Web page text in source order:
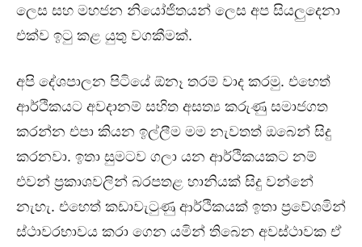
ලෙස සහ මහජන නියෝජිතයන් ලෙස අප සියලුදෙනා
එක්ව ඉටු කළ යුතු වගකීමක්.
අපි දේශපාලන පිටියේ ඕනෑ තරම් වාද කරමු. එහෙත්
ආර්ථිකයට අවදානම් සහිත අසත්‍ය කරුණු සමාජගත
කරන්න එපා කියන ඉල්ලීම මම නැවතත් ඔබෙන් සිදු
කරනවා. ඉතා සුමටව ගලා යන ආර්ථිකයකට නම්
එවන් ප්‍රකාශවලින් බරපතළ හානියක් සිදු වන්නේ
නැහැ. එහෙත් කඩාවැටුණු ආර්ථිකයක් ඉතා ප්‍රවේශමින්
ස්ථාවරභාවය කරා ගෙන යමින් තිබෙන අවස්ථාවක ඒ